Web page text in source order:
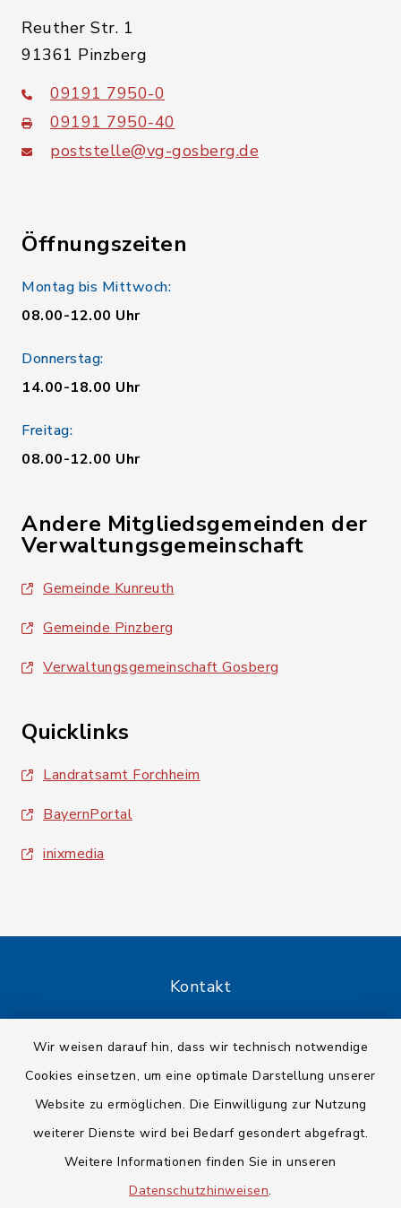
Wir weisen darauf hin, dass wir technisch notwendige
Cookies einsetzen, um eine optimale Darstellung unserer
Website zu ermöglichen. Die Einwilligung zur Nutzung
weiterer Dienste wird bei Bedarf gesondert abgefragt.
Weitere Informationen finden Sie in unseren
Datenschutzhinweisen.
Reuther Str. 1
91361 Pinzberg
09191 7950-0
09191 7950-40
poststelle@vg-gosberg.de
Öffnungszeiten
Montag bis Mittwoch:
08.00-12.00 Uhr
Donnerstag:
14.00-18.00 Uhr
Freitag:
08.00-12.00 Uhr
Andere Mitgliedsgemeinden der
Verwaltungsgemeinschaft
Gemeinde Kunreuth
Gemeinde Pinzberg
Verwaltungsgemeinschaft Gosberg
Quicklinks
Landratsamt Forchheim
BayernPortal
inixmedia
Kontakt
Datenschutz
Impressum
Sitemap